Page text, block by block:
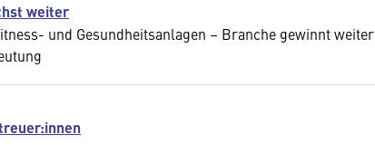
weiter
und Gesundheitsanlagen – Branche gewinnt weiter